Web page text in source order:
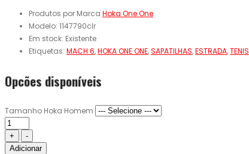
Produtos por Marca Hoka One One
Modelo: 1147790clr
Em stock: Existente
Etiquetas: MACH 6,HOKA ONE ONE,SAPATILHAS,ESTRADA,TENIS
Opcões disponíveis
Tamanho Hoka Homem
Adicionar